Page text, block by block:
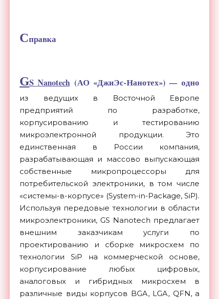
Справка
GS Nanotech (АО «ДжиЭс-Нанотех») — одно
из ведущих в Восточной Европе
предприятий по разработке,
корпусированию и тестированию
микроэлектронной продукции. Это
единственная в России компания,
разрабатывающая и массово выпускающая
собственные микропроцессоры для
потребительской электроники, в том числе
«cистемы-в-корпусе» (System-in-Package, SiP).
Используя передовые технологии в области
микроэлектроники, GS Nanotech предлагает
внешним заказчикам услуги по
проектированию и сборке микросхем по
технологии SiP на коммерческой основе,
корпусирование любых цифровых,
аналоговых и гибридных микросхем в
различные виды корпусов BGA, LGA, QFN, а